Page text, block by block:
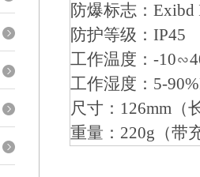
防爆标志：Exibd
防护等级：IP45
工作温度：-
工作湿度：5-
尺寸：126mm（
重量：220g（带